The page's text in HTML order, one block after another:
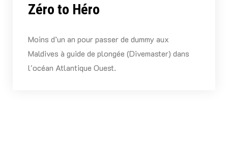
Zéro to Héro
Moins d’un an pour passer de dummy aux
Maldives à guide de plongée (Divemaster) dans
l'océan Atlantique Ouest.